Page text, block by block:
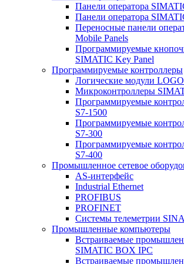
Панели оператора
Панели оператора
Переносные панели
Mobile Panels
Программируемые
SIMATIC Key Panel
Программируемые контроллеры
Логические модули
Микроконтроллеры
Программируемые
S7-1500
Программируемые
S7-300
Программируемые
S7-400
Промышленное сетевое
AS-интерфейс
Industrial Ethernet
PROFIBUS
PROFINET
Системы телеметрии
Промышленные компьютеры
Встраиваемые
SIMATIC BOX IPC
Встраиваемые